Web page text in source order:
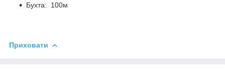
Бухта: 100м
Приховати